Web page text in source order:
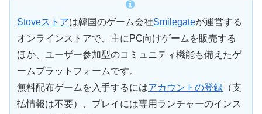
Stoveストアは韓国のゲーム会社Smilegateが運営する
オンラインストアで、主にPC向けゲームを販売する
ほか、ユーザー参加型のコミュニティ機能も備えたゲ
ームプラットフォームです。
無料配布ゲームを入手するにはアカウントの登録 （支
払情報は不要）、プレイには専用ランチャーのインス